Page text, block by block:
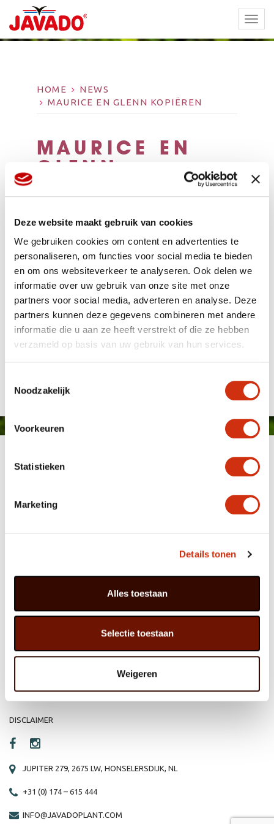
Deze website maakt gebruik van cookies
We gebruiken cookies om content en advertenties te
personaliseren, om functies voor social media te bieden
en om ons websiteverkeer te analyseren. Ook delen we
informatie over uw gebruik van onze site met onze
partners voor social media, adverteren en analyse. Deze
partners kunnen deze gegevens combineren met andere
informatie die u aan ze heeft verstrekt of die ze hebben
verzameld op basis van uw gebruik van hun services.
Noodzakelijk
Voorkeuren
Statistieken
Marketing
Details tonen
Alles toestaan
Selectie toestaan
Weigeren
HOME
NEWS
MAURICE EN GLENN KOPIËREN
MAURICE EN
GLENN
MEMBER OFWBEGROUP
PRODUCTEN VACATURE
PRIVACY STATEMENT
DISCLAIMER
JUPITER 279, 2675 LW, HONSELERSDIJK, NL
+31 (0) 174 – 615 444
INFO@JAVADOPLANT.COM